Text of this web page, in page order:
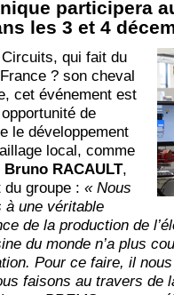
participera
les 3 et 4
Circuits, qui fait du
? son cheval
cet événement est
de
le développement
local, comme
Bruno RACAULT,
du groupe : « Nous
à une véritable
de la production de
du monde n’a plus
Pour ce faire, il
faisons au travers de